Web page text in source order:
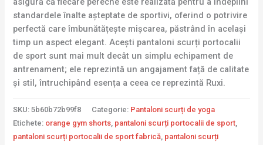
standardele înalte așteptate de sportivi, oferind o potrivire
perfectă care îmbunătățește mișcarea, păstrând în același
timp un aspect elegant. Acești pantaloni scurți portocalii
de sport sunt mai mult decât un simplu echipament de
antrenament; ele reprezintă un angajament față de calitate
și stil, întruchipând esența a ceea ce reprezintă Ruxi.
SKU:5b60b72b99f8 Categorie: Pantaloni scurți de yoga
Etichete: orange gym shorts, pantaloni scurți portocalii de sport,
pantaloni scurți portocalii de sport fabrică, pantaloni scurți